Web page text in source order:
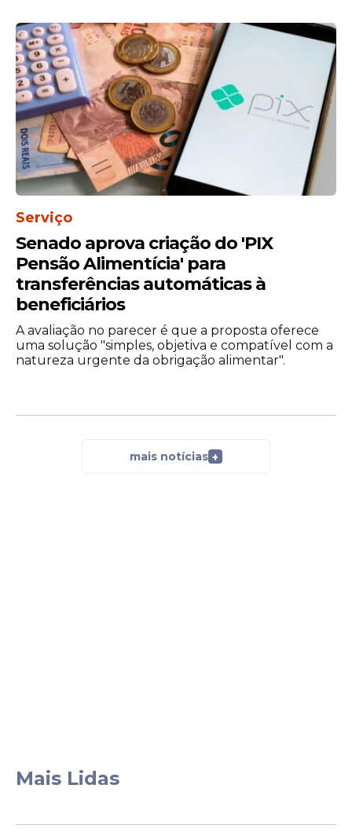
Serviço
Senado aprova criação do 'PIX
Pensão Alimentícia' para
transferências automáticas à
beneficiários
A avaliação no parecer é que a proposta oferece
uma solução "simples, objetiva e compatível com a
natureza urgente da obrigação alimentar".
mais notícias +
Mais Lidas